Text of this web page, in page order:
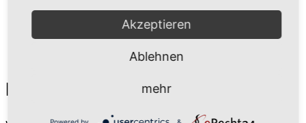
Lieferinformationen
Akzeptieren
Ablehnen
mehr
Powered by &